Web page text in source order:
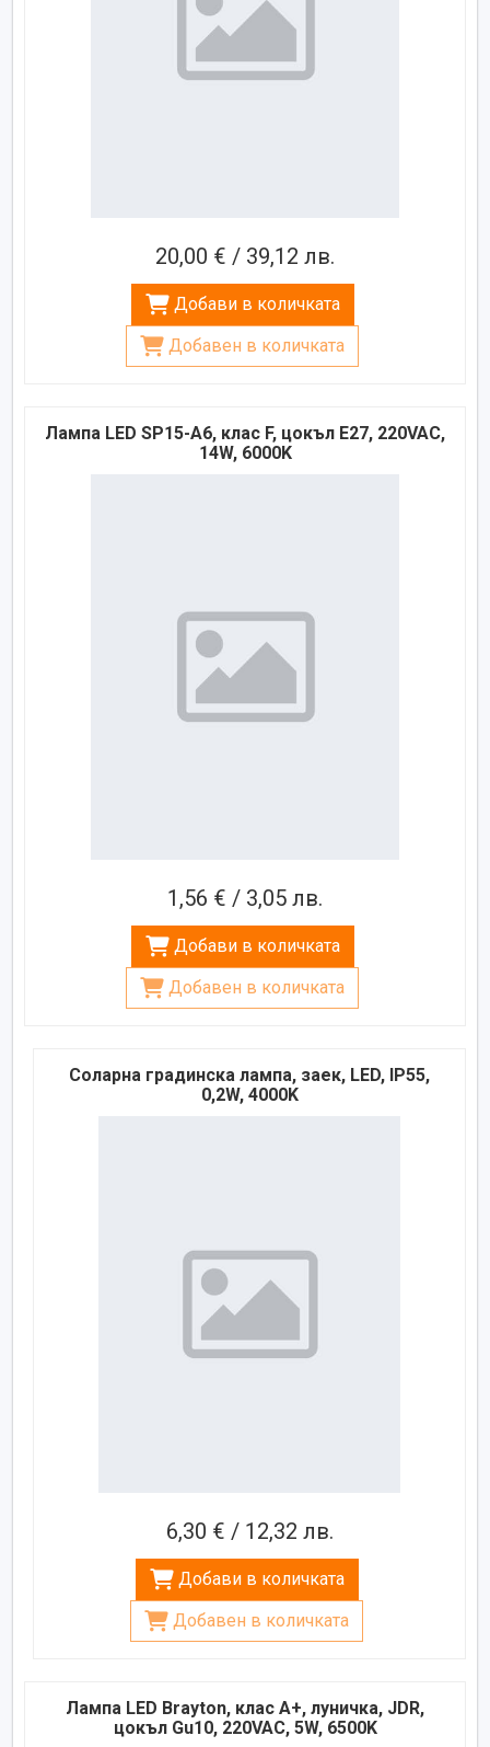
20,00 € / 39,12 лв.
Добави в количката
Добавен в количката
Лампа LED SP15-A6, клас F, цокъл E27, 220VAC,
14W, 6000K
1,56 € / 3,05 лв.
Добави в количката
Добавен в количката
Соларна градинска лампа, заек, LED, IP55,
0,2W, 4000K
6,30 € / 12,32 лв.
Добави в количката
Добавен в количката
Лампа LED Brayton, клас A+, луничка, JDR,
цокъл Gu10, 220VAC, 5W, 6500K